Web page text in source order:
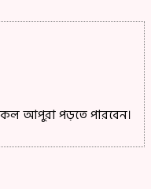
আপুরা পড়তে পারবেন।